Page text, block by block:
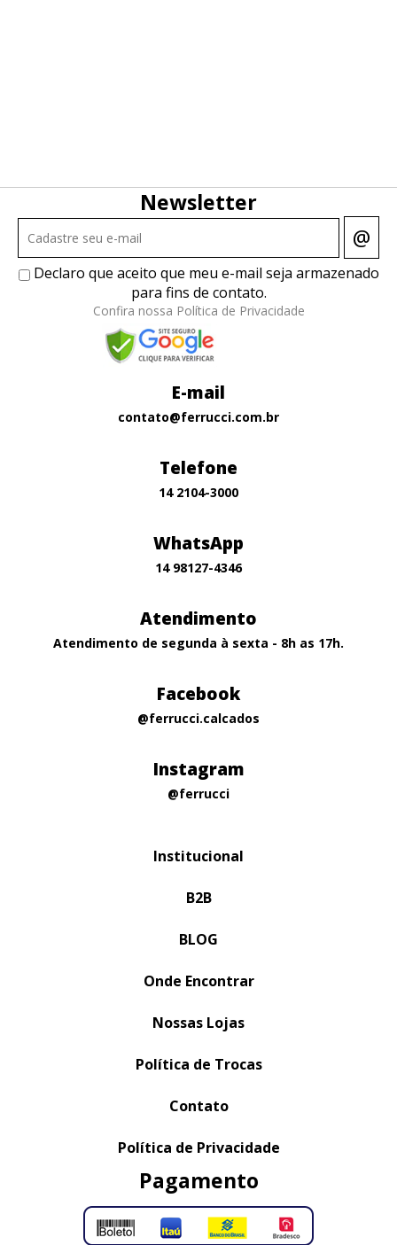
Newsletter
@
Declaro que aceito que meu e-mail seja armazenado
para fins de contato.
Confira nossa Política de Privacidade
E-mail
contato@ferrucci.com.br
Telefone
14 2104-3000
WhatsApp
14 98127-4346
Atendimento
Atendimento de segunda à sexta - 8h as 17h.
Facebook
@ferrucci.calcados
Instagram
@ferrucci
Institucional
B2B
BLOG
Onde Encontrar
Nossas Lojas
Política de Trocas
Contato
Política de Privacidade
Pagamento